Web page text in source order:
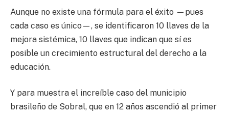
Aunque no existe una fórmula para el éxito —pues
cada caso es único—, se identificaron 10 llaves de la
mejora sistémica, 10 llaves que indican que sí es
posible un crecimiento estructural del derecho a la
educación.
Y para muestra el increíble caso del municipio
brasileño de Sobral, que en 12 años ascendió al primer